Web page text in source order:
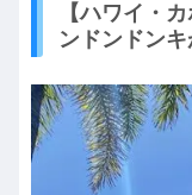
【ハワイ・
ンドンドン